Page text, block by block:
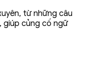
từ những câu
giúp củng cố ngữ